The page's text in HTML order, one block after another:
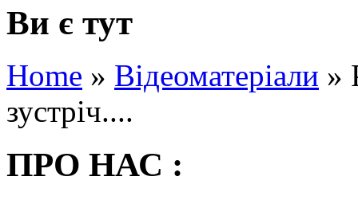
Ви є тут
Home » Відеоматеріали »
зустріч....
ПРО НАС :